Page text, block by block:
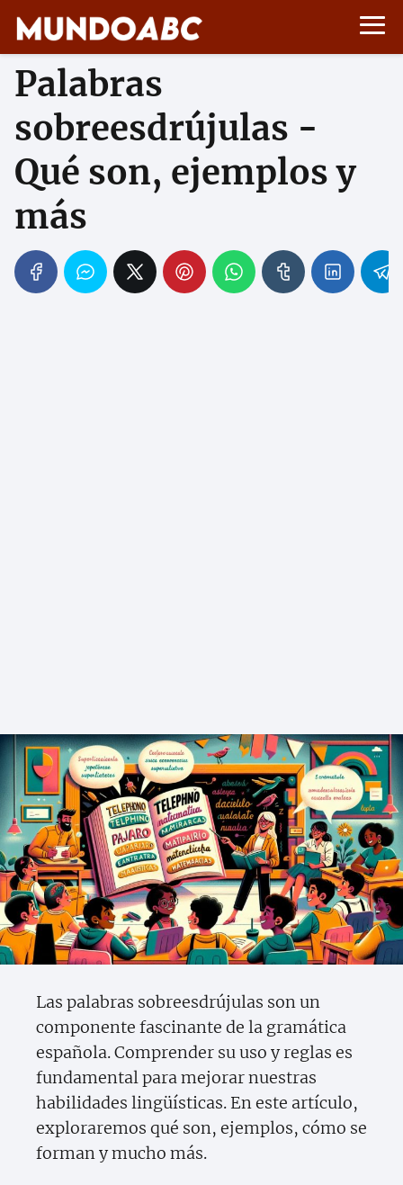
Palabras
sobreesdrújulas -
Qué son, ejemplos y
más
Las palabras sobreesdrújulas son un
componente fascinante de la gramática
española. Comprender su uso y reglas es
fundamental para mejorar nuestras
habilidades lingüísticas. En este artículo,
exploraremos qué son, ejemplos, cómo se
forman y mucho más.